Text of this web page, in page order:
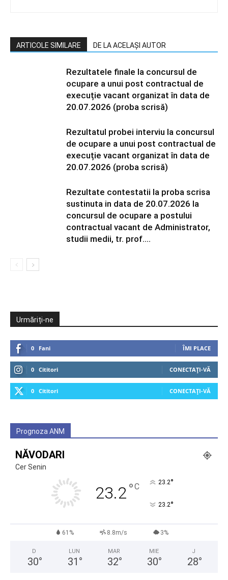
ARTICOLE SIMILARE DE LA ACELAȘI AUTOR
Rezultatele finale la concursul de
ocupare a unui post contractual de
execuție vacant organizat în data de
20.07.2026 (proba scrisă)
Rezultatul probei interviu la concursul
de ocupare a unui post contractual de
execuție vacant organizat în data de
20.07.2026 (proba scrisă)
Rezultate contestatii la proba scrisa
sustinuta in data de 20.07.2026 la
concursul de ocupare a postului
contractual vacant de Administrator,
studii medii, tr. prof....
Urmăriți-ne
0 Fani ÎMI PLACE
0 Cititori CONECTAȚI-VĂ
0 Cititori CONECTAȚI-VĂ
Prognoza ANM
NĂVODARI
Cer Senin
23.2°C 23.2°
23.2°
61% 8.8m/s 3%
D
30°
LUN
31 °
MAR
32°
MIE
30°
J
28°